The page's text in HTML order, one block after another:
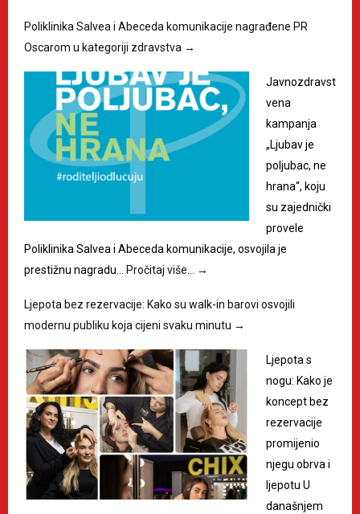
Poliklinika Salvea i Abeceda komunikacije nagrađene PR
Oscarom u kategoriji zdravstva →
Javnozdravst
vena
kampanja
„Ljubav je
poljubac, ne
hrana“, koju
su zajednički
provele
Poliklinika Salvea i Abeceda komunikacije, osvojila je
prestižnu nagradu…
Pročitaj više… →
Ljepota bez rezervacije: Kako su walk-in barovi osvojili
modernu publiku koja cijeni svaku minutu →
Ljepota s
nogu: Kako je
koncept bez
rezervacije
promijenio
njegu obrva i
ljepotu U
današnjem